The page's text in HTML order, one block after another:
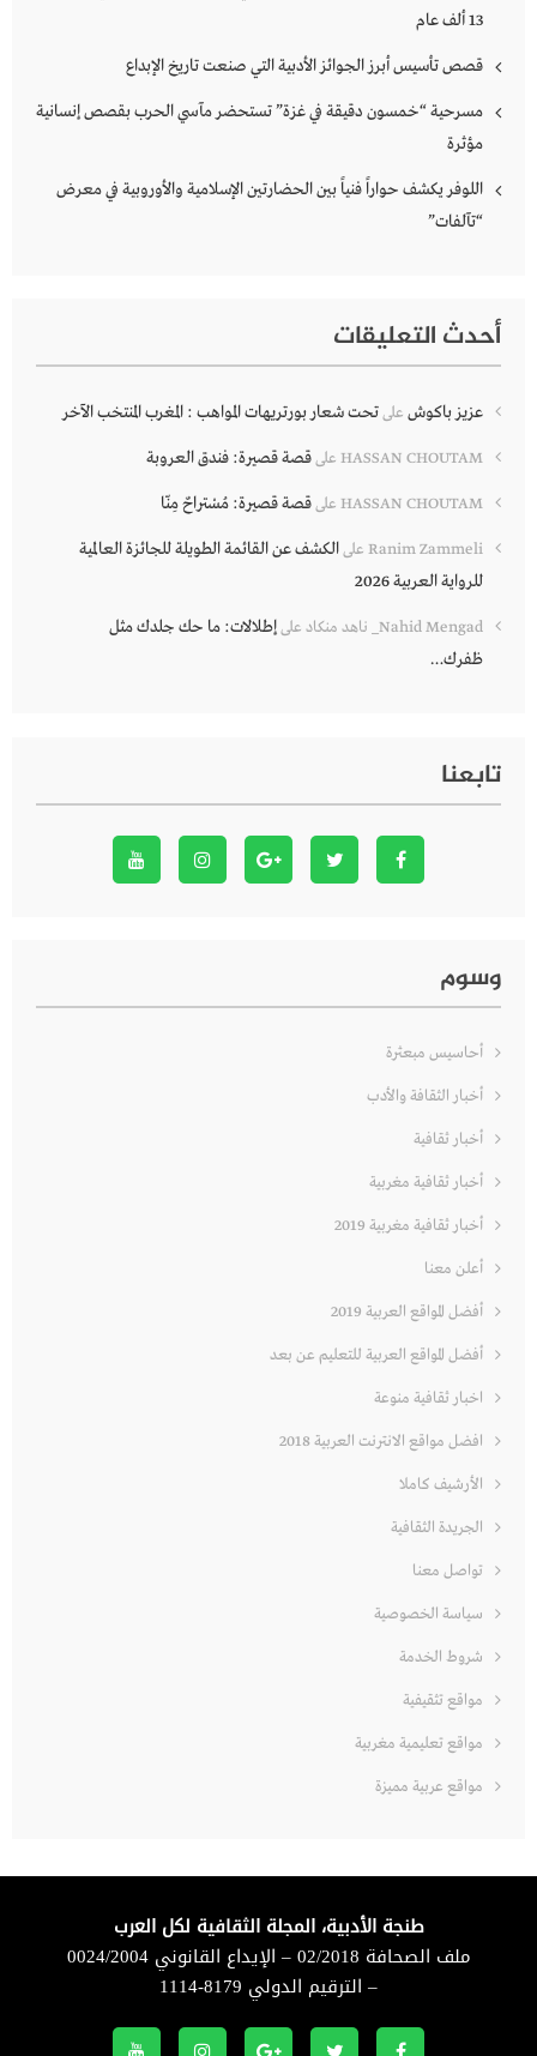
13 ألف عام
قصص تأسيس أبرز الجوائز الأدبية التي صنعت تاريخ الإبداع
مسرحية “خمسون دقيقة في غزة” تستحضر مآسي الحرب بقصص إنسانية
مؤثرة
اللوفر يكشف حواراً فنياً بين الحضارتين الإسلامية والأوروبية في معرض
“تآلفات”
أحدث التعليقات
عزيز باكوش علىتحت شعار بورتريهات المواهب : المغرب المنتخب الآخر
HASSAN CHOUTAM علىقصة قصيرة: فندق العروبة
HASSAN CHOUTAM علىقصة قصيرة: مُسْتراحٌ مِنّا
Ranim Zammeli علىالكشف عن القائمة الطويلة للجائزة العالمية
للرواية العربية 2026
Nahid Mengad_ ناهد منكاد علىإطلالات: ما حك جلدك مثل
ظفرك…
تابعنا
وسوم
أحاسيس مبعثرة
أخبار الثقافة والأدب
أخبار ثقافية
أخبار ثقافية مغربية
أخبار ثقافية مغربية 2019
أعلن معنا
أفضل المواقع العربية 2019
أفضل المواقع العربية للتعليم عن بعد
اخبار ثقافية منوعة
افضل مواقع الانترنت العربية 2018
الأرشيف كاملا
الجريدة الثقافية
تواصل معنا
سياسة الخصوصية
شروط الخدمة
مواقع تثقيفية
مواقع تعليمية مغربية
مواقع عربية مميزة
طنجة الأدبية، المجلة الثقافية لكل العرب
ملف الصحافة 02/2018 – الإيداع القانوني 0024/2004
– الترقيم الدولي 8179-1114